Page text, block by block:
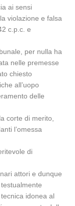
ai sensi
violazione e falsa
c.p.c. e
per nulla ha
nelle premesse
chiesto
all’uopo
delle
corte di merito,
l’omessa
di
attori e dunque
idonea al